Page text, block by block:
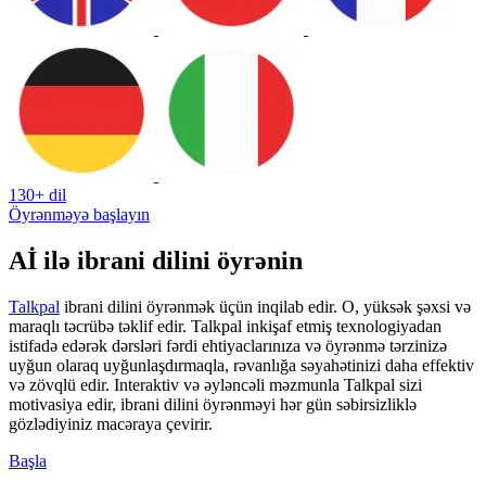
130+ dil
Öyrənməyə başlayın
Aİ ilə ibrani dilini öyrənin
Talkpal ibrani dilini öyrənmək üçün inqilab edir. O, yüksək şəxsi və
maraqlı təcrübə təklif edir. Talkpal inkişaf etmiş texnologiyadan
istifadə edərək dərsləri fərdi ehtiyaclarınıza və öyrənmə tərzinizə
uyğun olaraq uyğunlaşdırmaqla, rəvanlığa səyahətinizi daha effektiv
və zövqlü edir. Interaktiv və əyləncəli məzmunla Talkpal sizi
motivasiya edir, ibrani dilini öyrənməyi hər gün səbirsizliklə
gözlədiyiniz macəraya çevirir.
Başla